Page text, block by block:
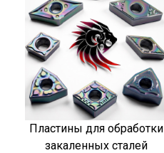
Пластины для обработки
закаленных сталей